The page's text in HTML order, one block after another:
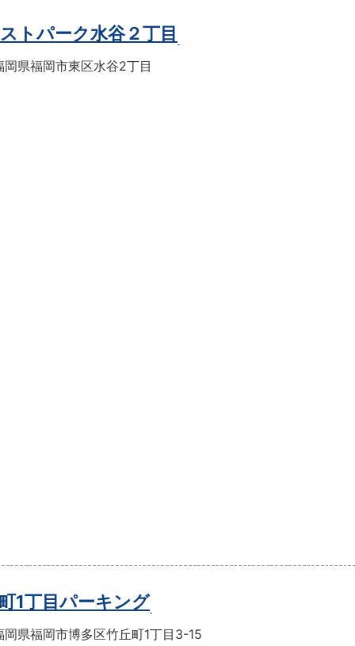
トパーク水谷２丁目
岡県福岡市東区水谷2丁目
1丁目パーキング
岡県福岡市博多区竹丘町1丁目3-15